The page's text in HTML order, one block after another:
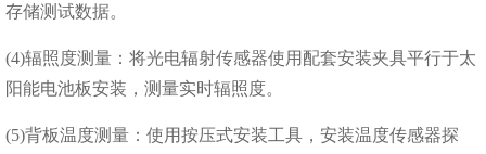
存储测试数据。
(4)辐照度测量：将光电辐射传感器使用配套安装夹具平行于太
阳能电池板安装，测量实时辐照度。
(5)背板温度测量：使用按压式安装工具，安装温度传感器探